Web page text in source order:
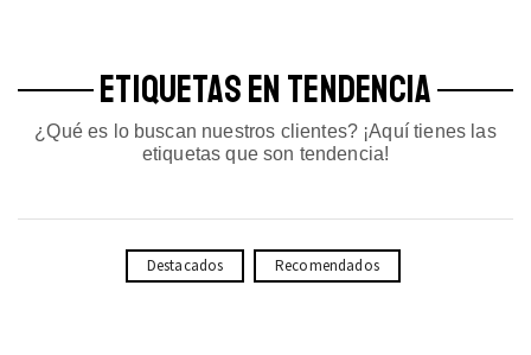
ETIQUETAS EN TENDENCIA
¿Qué es lo buscan nuestros clientes? ¡Aquí tienes las
etiquetas que son tendencia!
Destacados Recomendados